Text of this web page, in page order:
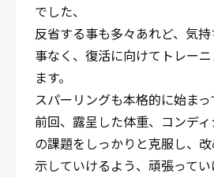
でした、
反省する事も多々あれど、気
事なく、復活に向けてトレー
ます。
スパーリングも本格的に始まっ
前回、露呈した体重、コンデ
の課題をしっかりと克服し、
示していけるよう、頑張って